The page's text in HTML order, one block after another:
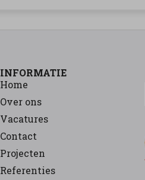
INFORMATIE
Home
Over ons
Vacatures
Contact
Projecten
Referenties